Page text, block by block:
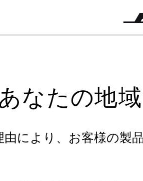
なたの地
により、お客様の製